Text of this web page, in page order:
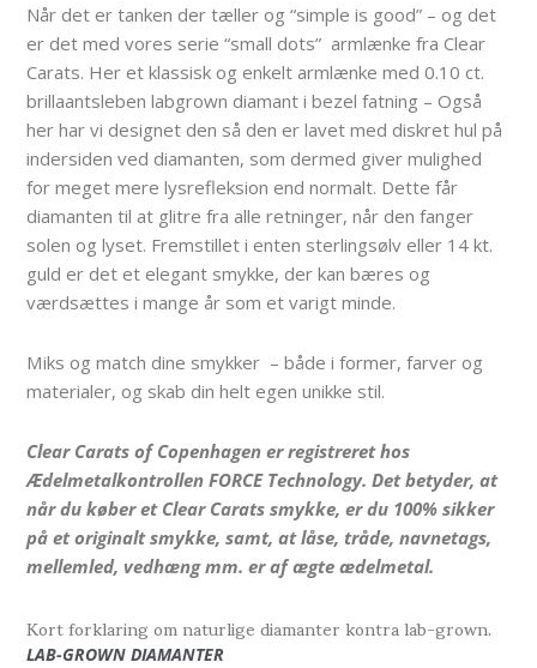
Når det er tanken der tæller og “simple is good” – og det
er det med vores serie “small dots” armlænke fra Clear
Carats. Her et klassisk og enkelt armlænke med 0.10 ct.
brillaantsleben labgrown diamant i bezel fatning – Også
her har vi designet den så den er lavet med diskret hul på
indersiden ved diamanten, som dermed giver mulighed
for meget mere lysrefleksion end normalt. Dette får
diamanten til at glitre fra alle retninger, når den fanger
solen og lyset. Fremstillet i enten sterlingsølv eller 14 kt.
guld er det et elegant smykke, der kan bæres og
værdsættes i mange år som et varigt minde.
Miks og match dine smykker – både i former, farver og
materialer, og skab din helt egen unikke stil.
Clear Carats of Copenhagen er registreret hos
Ædelmetalkontrollen FORCE Technology. Det betyder, at
når du køber et Clear Carats smykke, er du 100% sikker
på et originalt smykke, samt, at låse, tråde, navnetags,
mellemled, vedhæng mm. er af ægte ædelmetal.
Kort forklaring om naturlige diamanter kontra lab-grown.
LAB-GROWN DIAMANTER